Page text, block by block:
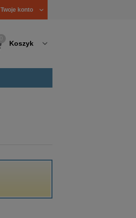
Twoje konto
Koszyk